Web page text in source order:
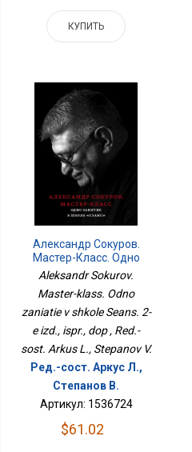
КУПИТЬ
Александр Сокуров.
Мастер-Класс. Одно
Занятие В Школе Сеанс.
Aleksandr Sokurov.
Master-klass. Odno
zaniatie v shkole Seans. 2-
e izd., ispr., dop , Red.-
sost. Arkus L., Stepanov V.
Ред.-сост. Аркус Л.,
Степанов В.
Артикул: 1536724
$61.02